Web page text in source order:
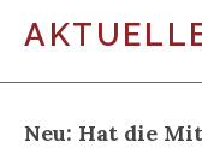
Neu: Hat die